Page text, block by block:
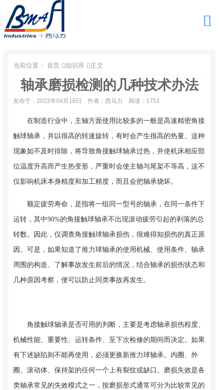
当前位置： 首页 知识库 正文
轴承磨损检测的几种技术办法
发布于：2022年04月18日 作者：西马力 阅读：1751
在制造行业中，主轴方面使用比较多的一般是高速精密角接
触球轴承，并以很高的转速旋转，有时会产生很高的热量。这种
现象如不及时排除，将导致角接触球轴承过热，并使机床相应部
位温度升高而产生热变形，严重时会使主轴与尾架不等高，这不
仅影响机床本身精度和加工精度，而且会把轴承烧坏。
额定疲劳寿命，是指将一组同一型号的轴承，在同一条件下
运转，其中90%的角接触球轴承不出现滚动疲劳引起的剥落的总
转数。因此，仅调查角接触球轴承损伤，很难得知损伤的真正原
因。可是，如果知道了推力球轴承的使用机械、使用条件、轴承
周围的构造、了解事故发生前后的情况，结合轴承的损伤状态和
几种原因考察，便可以防止同类事故再发生。
角接触球轴承是否可用的判断，主要是考虑轴承损伤程度、
机械性能、重要性、运转条件、至下次检修的期间而决定。如果
有下述缺陷则不能再使用，必须更换新推力球轴承。内圈、外
圈、滚动体、保持架的任何一个上有裂纹或缺口。磨损失效是各
类轴承常见的失效模式之一，按磨损形式通常可分为比较常见的